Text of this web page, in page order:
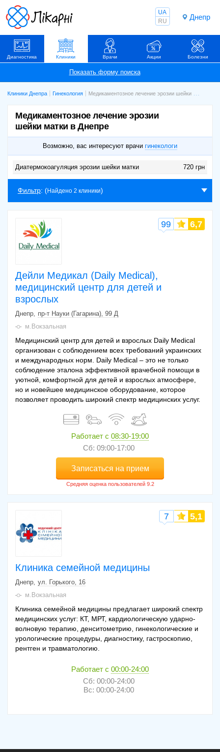
Днепр
UA
RU
Диагностика Клиники Врачи Акции Болезни
Клиники Днепра Гинекология Медикаментозное лечение эрозии шейки матки
Медикаментозное лечение эрозии
шейки матки в Днепре
Возможно, вас интересуют врачи гинекологи
Диатермокоагуляция эрозии шейки матки 720 грн
Фильтр: (Найдено 2 клиники)
Дейли Медикал (Daily Medical),
медицинский центр для детей и
взрослых
99 6,7
Днепр
пр-т Науки (Гагарина), 99 Д
м.Вокзальная
Медицинский центр для детей и взрослых Daily Medical
организован с соблюдением всех требований украинских
и международных норм. Daily Medical – это не только
соблюдение эталона эффективной врачебной помощи в
уютной, комфортной для детей и взрослых атмосфере,
но и новейшее медицинское оборудование, которое
позволяет проводить широкий спектр медицинских услуг.
Работает с 08:30-19:00
Сб: 09:00-17:00
Записаться на прием
Клиника семейной медицины
7 5,1
Днепр ул. Горького, 16
м.Вокзальная
Клиника семейной медицины предлагает широкий спектр
медицинских услуг: КТ, МРТ, кардиологическую ударно-
волновую терапию, денситометрию, гинекологические и
урологические процедуры, диагностику, гастроскопию,
рентген и травматологию.
Работает с 00:00-24:00
Сб: 00:00-24:00
Вс: 00:00-24:00